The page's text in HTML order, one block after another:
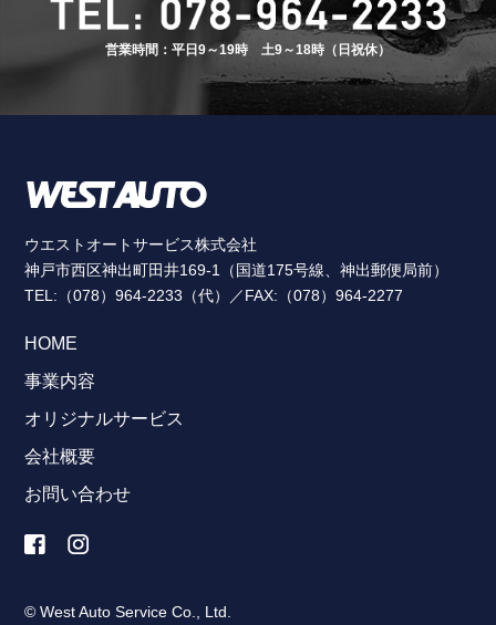
営業時間：平日9～19時 土9～18時（日祝休）
ウエストオートサービス株式会社
神戸市西区神出町田井169-1（国道175号線、神出郵便局前）
TEL:（078）964-2233（代）／FAX:（078）964-2277
HOME
事業内容
オリジナルサービス
会社概要
お問い合わせ
© West Auto Service Co., Ltd.